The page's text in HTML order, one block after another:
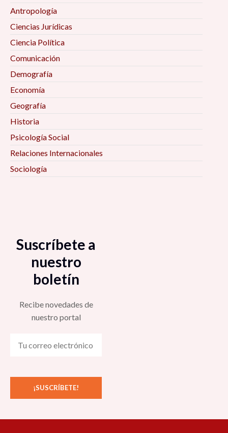
Antropología
Ciencias Jurídicas
Ciencia Política
Comunicación
Demografía
Economía
Geografía
Historia
Psicología Social
Relaciones Internacionales
Sociología
Suscríbete a
nuestro
boletín
Recibe novedades de
nuestro portal